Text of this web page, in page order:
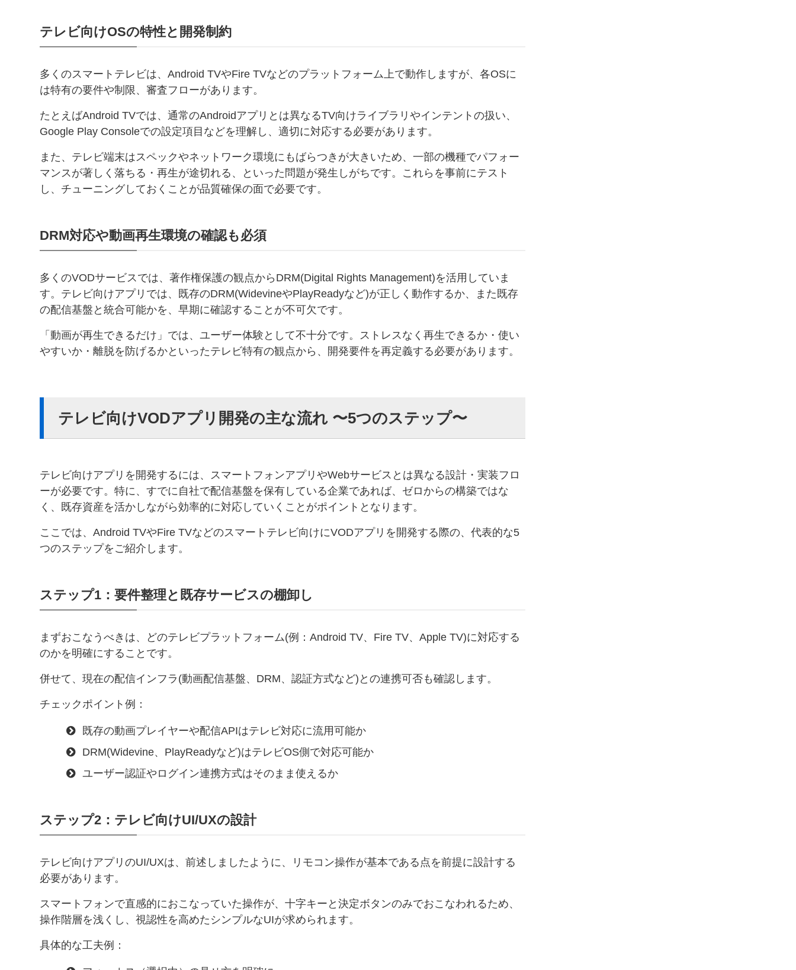
テレビ向けOSの特性と開発制約
多くのスマートテレビは、Android TVやFire TVなどのプラットフォーム上で動作しますが、各OSに
は特有の要件や制限、審査フローがあります。
たとえばAndroid TVでは、通常のAndroidアプリとは異なるTV向けライブラリやインテントの扱い、
Google Play Consoleでの設定項目などを理解し、適切に対応する必要があります。
また、テレビ端末はスペックやネットワーク環境にもばらつきが大きいため、一部の機種でパフォー
マンスが著しく落ちる・再生が途切れる、といった問題が発生しがちです。これらを事前にテスト
し、チューニングしておくことが品質確保の面で必要です。
DRM対応や動画再生環境の確認も必須
多くのVODサービスでは、著作権保護の観点からDRM(Digital Rights Management)を活用していま
す。テレビ向けアプリでは、既存のDRM(WidevineやPlayReadyなど)が正しく動作するか、また既存
の配信基盤と統合可能かを、早期に確認することが不可欠です。
「動画が再生できるだけ」では、ユーザー体験として不十分です。ストレスなく再生できるか・使い
やすいか・離脱を防げるかといったテレビ特有の観点から、開発要件を再定義する必要があります。
テレビ向けVODアプリ開発の主な流れ 〜5つのステップ〜
テレビ向けアプリを開発するには、スマートフォンアプリやWebサービスとは異なる設計・実装フロ
ーが必要です。特に、すでに自社で配信基盤を保有している企業であれば、ゼロからの構築ではな
く、既存資産を活かしながら効率的に対応していくことがポイントとなります。
ここでは、Android TVやFire TVなどのスマートテレビ向けにVODアプリを開発する際の、代表的な5
つのステップをご紹介します。
ステップ1：要件整理と既存サービスの棚卸し
まずおこなうべきは、どのテレビプラットフォーム(例：Android TV、Fire TV、Apple TV)に対応する
のかを明確にすることです。
併せて、現在の配信インフラ(動画配信基盤、DRM、認証方式など)との連携可否も確認します。
チェックポイント例：
既存の動画プレイヤーや配信APIはテレビ対応に流用可能か
DRM(Widevine、PlayReadyなど)はテレビOS側で対応可能か
ユーザー認証やログイン連携方式はそのまま使えるか
ステップ2：テレビ向けUI/UXの設計
テレビ向けアプリのUI/UXは、前述しましたように、リモコン操作が基本である点を前提に設計する
必要があります。
スマートフォンで直感的におこなっていた操作が、十字キーと決定ボタンのみでおこなわれるため、
操作階層を浅くし、視認性を高めたシンプルなUIが求められます。
具体的な工夫例：